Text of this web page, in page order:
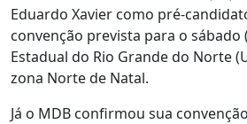
Eduardo Xavier como pré-
convenção prevista para o sábado
Estadual do Rio Grande do Norte
zona Norte de Natal.
Já o MDB confirmou sua